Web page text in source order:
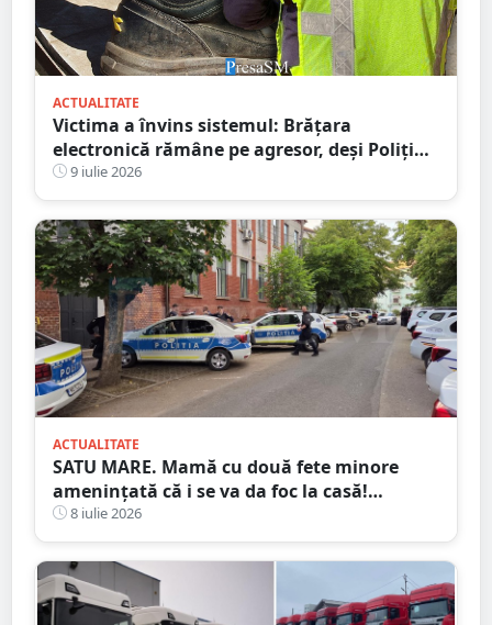
ACTUALITATE
Victima a învins sistemul: Brățara
electronică rămâne pe agresor, deși Poliția
ceruse eliminarea ei
9 iulie 2026
ACTUALITATE
SATU MARE. Mamă cu două fete minore
amenințată că i se va da foc la casă!
Agresorul: ”Acum începe distracția”
8 iulie 2026